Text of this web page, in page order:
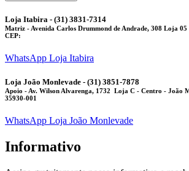
Loja Itabira - (31) 3831-7314
Matriz - Avenida Carlos Drummond de Andrade, 308 Loja
CEP:
WhatsApp Loja Itabira
Loja João Monlevade - (31) 3851-7878
Apoio - Av. Wilson Alvarenga, 1732 Loja C - Centro - João
35930-001
WhatsApp Loja João Monlevade
Informativo